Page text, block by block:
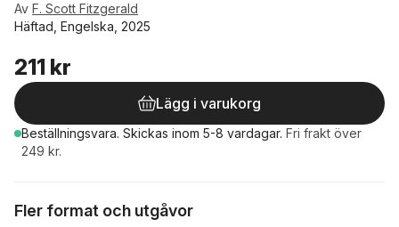
Av F. Scott Fitzgerald
Häftad, Engelska, 2025
211 kr
Lägg i varukorg
Beställningsvara. Skickas inom 5-8 vardagar. Fri frakt över
249 kr.
Fler format och utgåvor